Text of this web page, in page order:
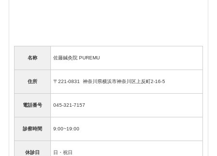
名称 佐藤鍼灸院 PUREMU
住所 〒221-0831 神奈川県横浜市神奈川区上反町2-16-5
電話番号 045-321-7157
診察時間 9:00~19:00
休診日 日・祝日